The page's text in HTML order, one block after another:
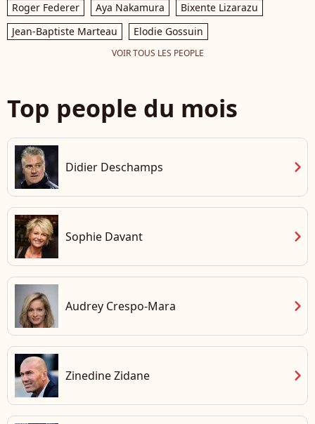
Roger Federer
Aya Nakamura
Bixente Lizarazu
Jean-Baptiste Marteau
Elodie Gossuin
VOIR TOUS LES PEOPLE
Top people du mois
Didier Deschamps chevron_right
Sophie Davant chevron_right
Audrey Crespo-Mara chevron_right
Zinedine Zidane chevron_right